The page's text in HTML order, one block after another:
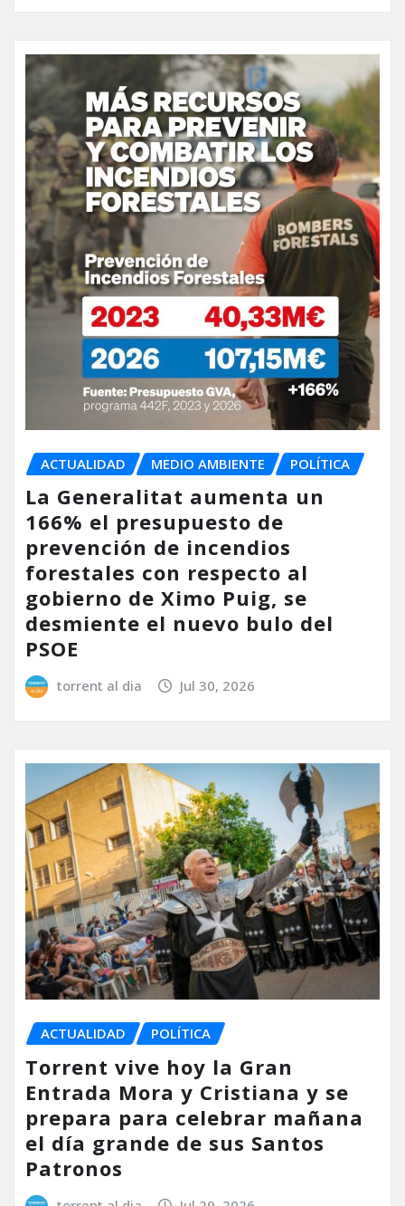
ACTUALIDAD MEDIO AMBIENTE POLÍTICA
La Generalitat aumenta un
166% el presupuesto de
prevención de incendios
forestales con respecto al
gobierno de Ximo Puig, se
desmiente el nuevo bulo del
PSOE
torrent al dia Jul 30, 2026
ACTUALIDAD POLÍTICA
Torrent vive hoy la Gran
Entrada Mora y Cristiana y se
prepara para celebrar mañana
el día grande de sus Santos
Patronos